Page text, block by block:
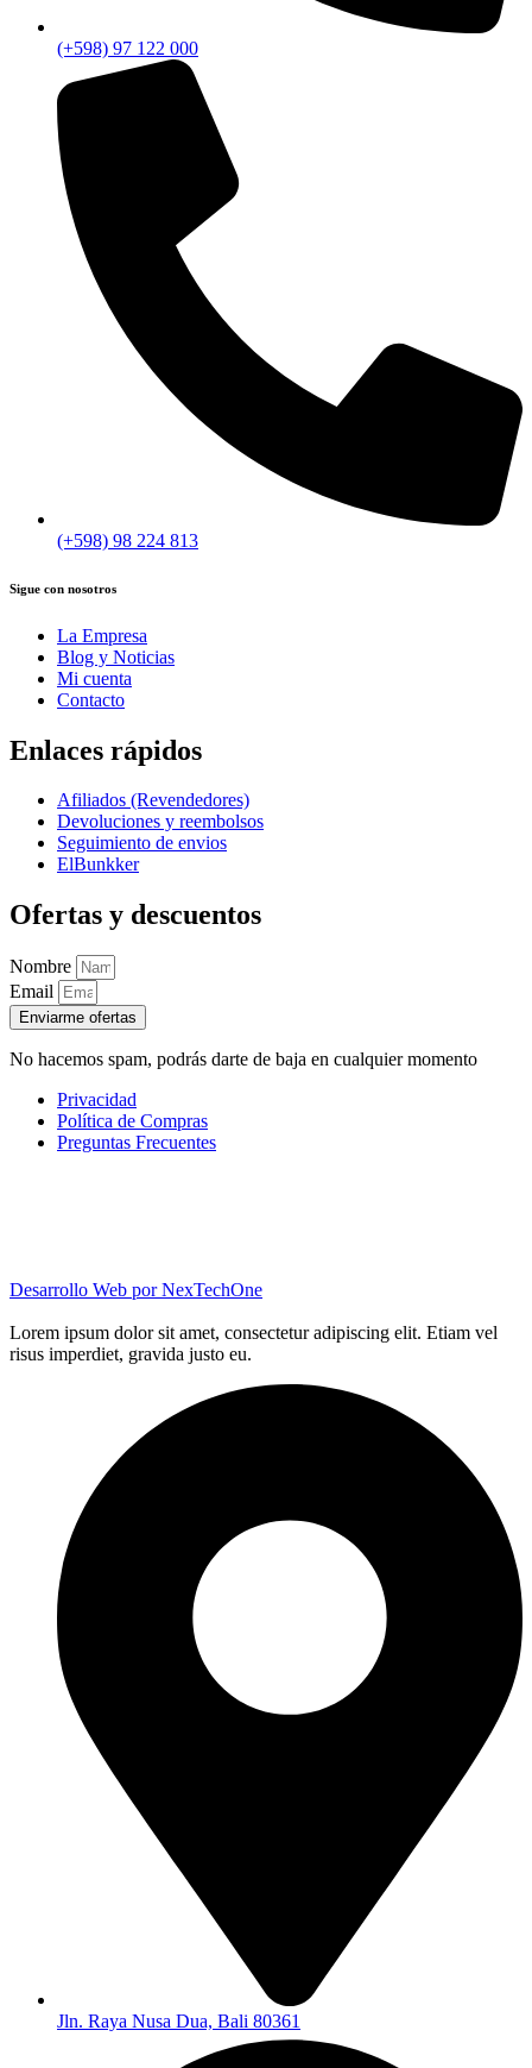
(+598) 97 122 000
(+598) 98 224 813
Sigue con nosotros
La Empresa
Blog y Noticias
Mi cuenta
Contacto
Enlaces rápidos
Afiliados (Revendedores)
Devoluciones y reembolsos
Seguimiento de envios
ElBunkker
Ofertas y descuentos
Nombre
Email
Enviarme ofertas
No hacemos spam, podrás darte de baja en cualquier momento
Privacidad
Política de Compras
Preguntas Frecuentes
Desarrollo Web porNexTechOne
Lorem ipsum dolor sit amet, consectetur adipiscing elit. Etiam vel
risus imperdiet, gravida justo eu.
Jln. Raya Nusa Dua, Bali 80361